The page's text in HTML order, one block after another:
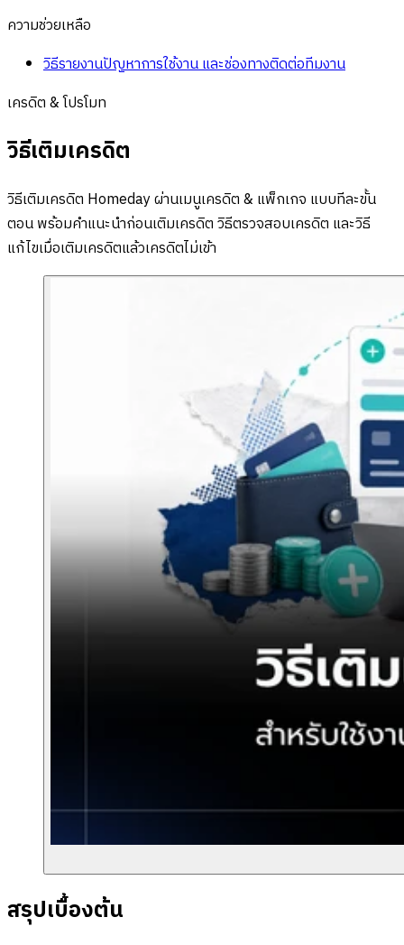
ความช่วยเหลือ
วิธีรายงานปัญหาการใช้งาน และช่องทางติดต่อทีมงาน
เครดิต & โปรโมท
วิธีเติมเครดิต
วิธีเติมเครดิต Homeday ผ่านเมนูเครดิต & แพ็กเกจ แบบทีละขั้น
ตอน พร้อมคำแนะนำก่อนเติมเครดิต วิธีตรวจสอบเครดิต และวิธี
แก้ไขเมื่อเติมเครดิตแล้วเครดิตไม่เข้า
สรุปเบื้องต้น